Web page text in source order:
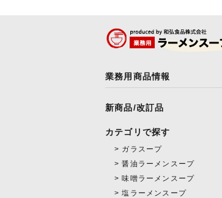
業務用商品情報
新商品/改訂品
カテゴリで探す
ガラスープ
醤油ラーメンスープ
味噌ラーメンスープ
塩ラーメンスープ